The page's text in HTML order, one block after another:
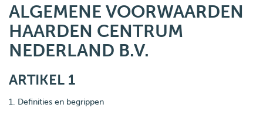
ALGEMENE VOORWAARDEN
HAARDEN CENTRUM
NEDERLAND B.V.
ARTIKEL 1
1. Definities en begrippen